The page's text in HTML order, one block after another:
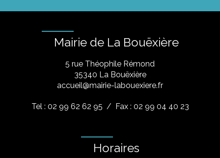
Mairie de La Bouëxière
5 rue Théophile Rémond
​35340 La Bouëxière
accueil@mairie-labouexiere.fr
Tel : 02 99 62 62 95 / Fax : 02 99 04 40 23
Horaires